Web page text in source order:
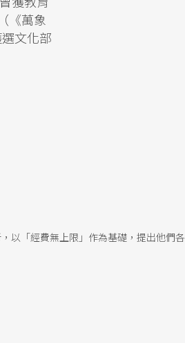
《萬象
文化部
以「經費無上限」作為基礎，提出他們各